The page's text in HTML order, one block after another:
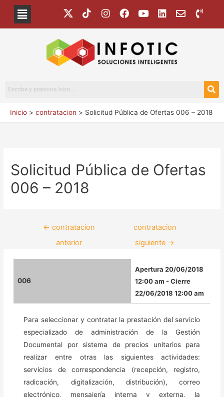
Inicio contratacion Solicitud Pública de Ofertas 006 – 2018
Solicitud Pública de Ofertas
006 – 2018
← contratacion
anterior
contratacion
siguiente →
006
Apertura 20/06/2018
12:00 am - Cierre
22/06/2018 12:00 am
Para seleccionar y contratar la prestación del servicio
especializado de administración de la Gestión
Documental por sistema de precios unitarios para
realizar entre otras las siguientes actividades:
servicios de correspondencia (recepción, registro,
radicación, digitalización, distribución), correo
electrónico, mensajería interna y externa, la